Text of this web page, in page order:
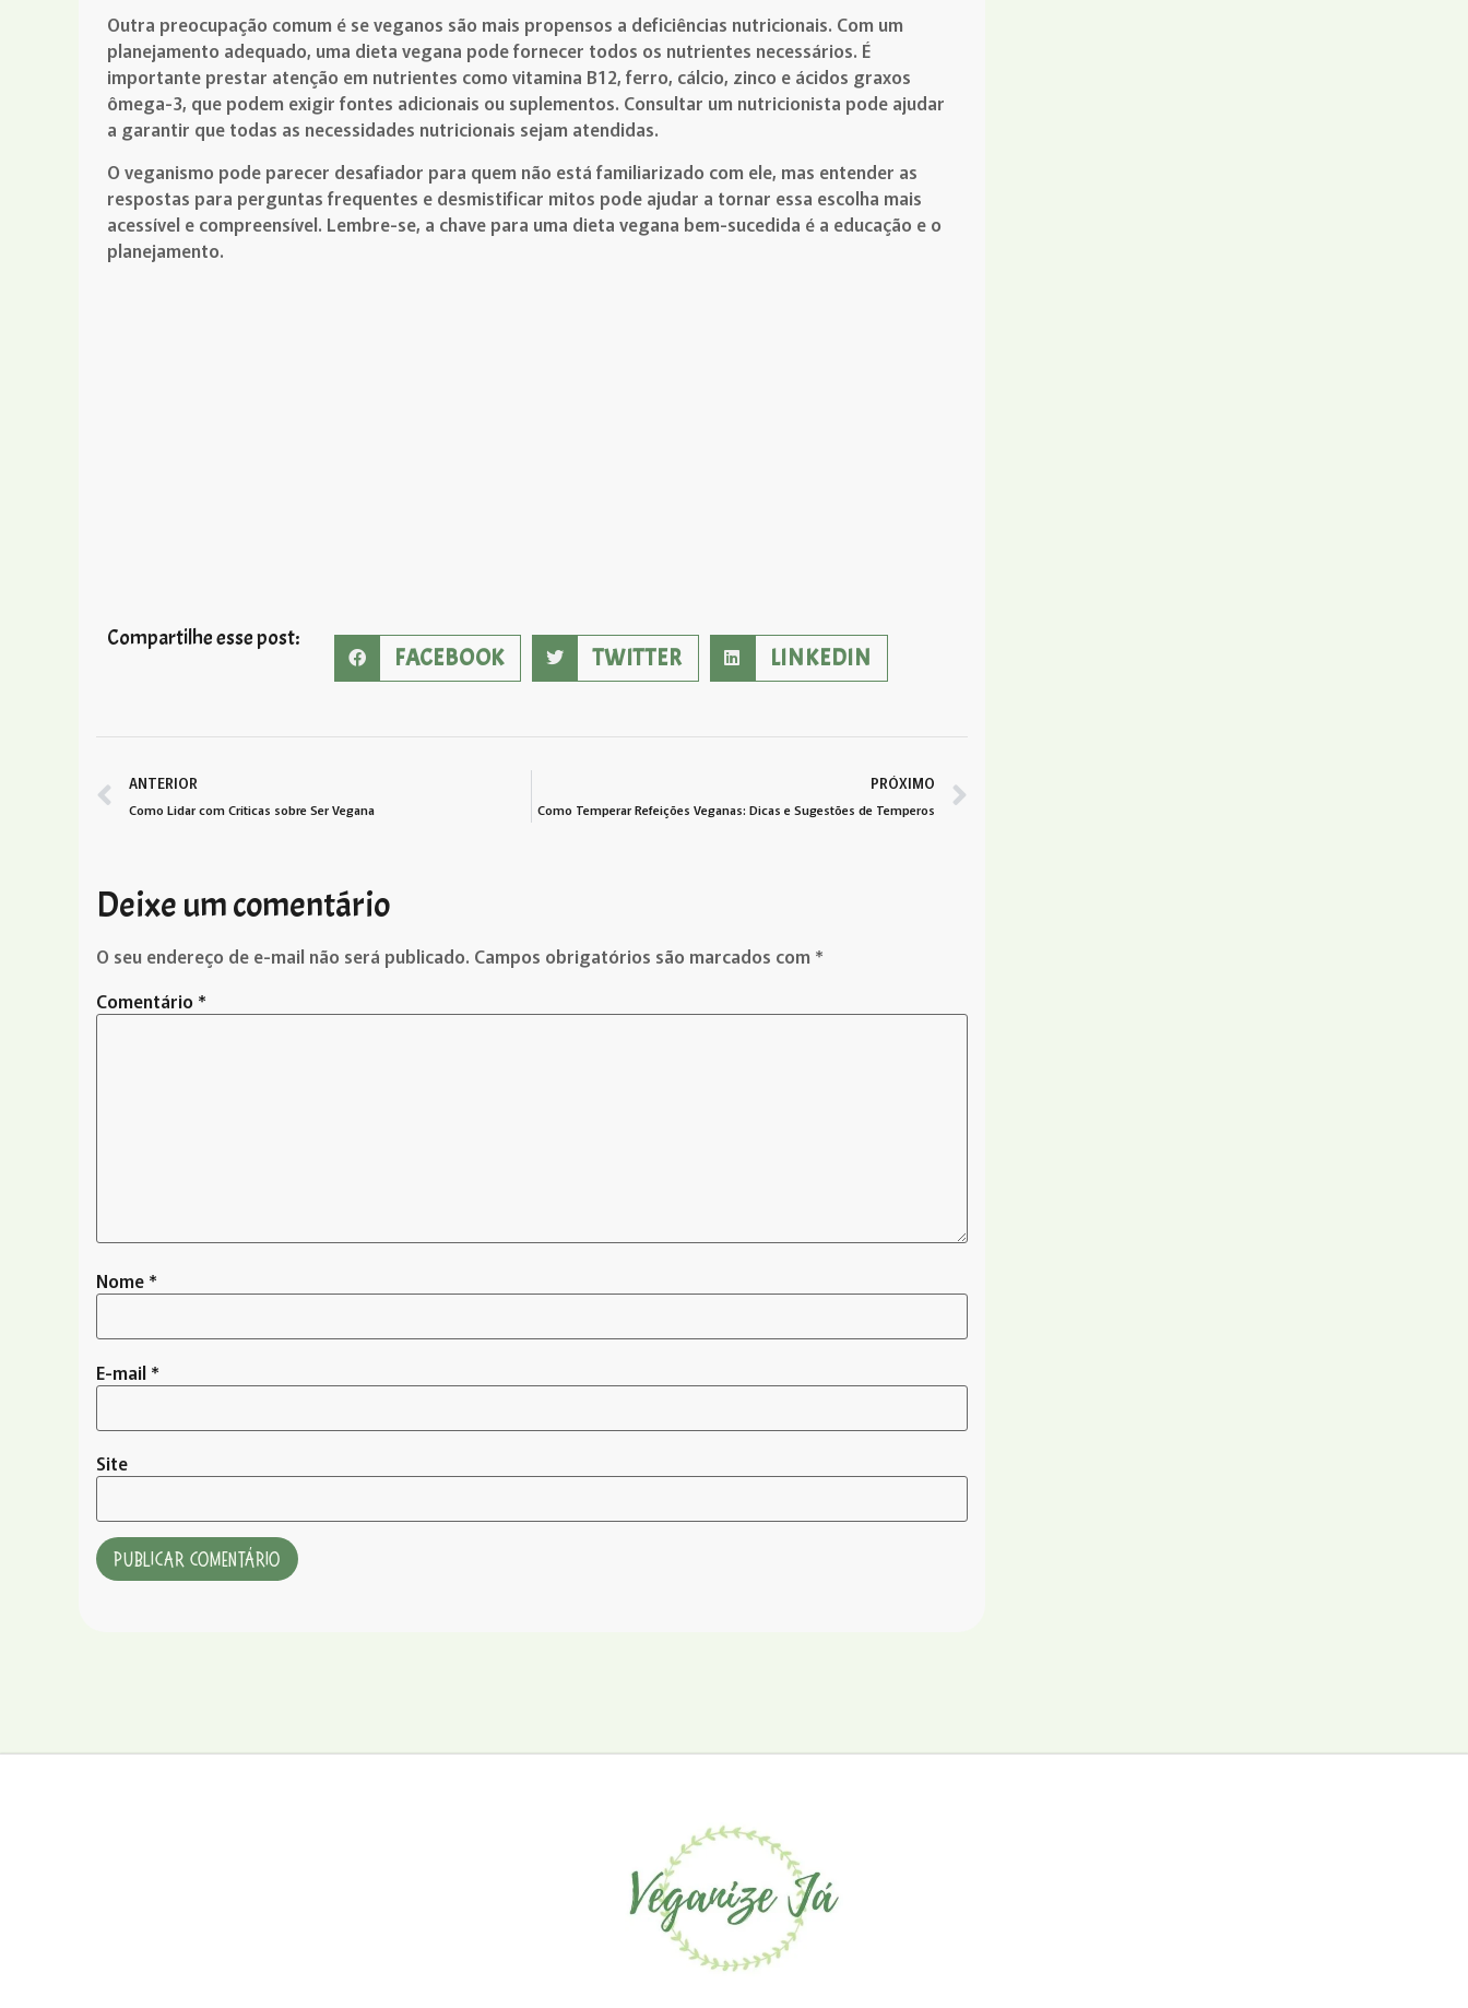
Outra preocupação comum é se veganos são mais propensos a deficiências nutricionais. Com um
planejamento adequado, uma dieta vegana pode fornecer todos os nutrientes necessários. É
importante prestar atenção em nutrientes como vitamina B12, ferro, cálcio, zinco e ácidos graxos
ômega-3, que podem exigir fontes adicionais ou suplementos. Consultar um nutricionista pode ajudar
a garantir que todas as necessidades nutricionais sejam atendidas.
O veganismo pode parecer desafiador para quem não está familiarizado com ele, mas entender as
respostas para perguntas frequentes e desmistificar mitos pode ajudar a tornar essa escolha mais
acessível e compreensível. Lembre-se, a chave para uma dieta vegana bem-sucedida é a educação e o
planejamento.
Compartilhe esse post:
FACEBOOK TWITTER LINKEDIN
ANTERIOR
Como Lidar com Críticas sobre Ser Vegana
PRÓXIMO
Como Temperar Refeições Veganas: Dicas e Sugestões de Temperos
Deixe um comentário
O seu endereço de e-mail não será publicado. Campos obrigatórios são marcados com *
Comentário *
Nome *
E-mail *
Site